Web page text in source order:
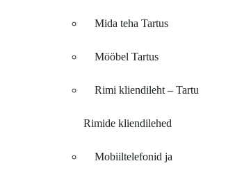
Mida teha Tartus
Mööbel Tartus
Rimi kliendileht – Tartu
Rimide kliendilehed
Mobiiltelefonid ja